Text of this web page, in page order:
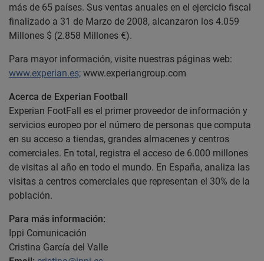
más de 65 países. Sus ventas anuales en el ejercicio fiscal
finalizado a 31 de Marzo de 2008, alcanzaron los 4.059
Millones $ (2.858 Millones €).
Para mayor información, visite nuestras páginas web:
www.experian.es; www.experiangroup.com
Acerca de Experian Football
Experian FootFall es el primer proveedor de información y
servicios europeo por el número de personas que computa
en su acceso a tiendas, grandes almacenes y centros
comerciales. En total, registra el acceso de 6.000 millones
de visitas al año en todo el mundo. En España, analiza las
visitas a centros comerciales que representan el 30% de la
población.
Para más información:
Ippi Comunicación
Cristina García del Valle